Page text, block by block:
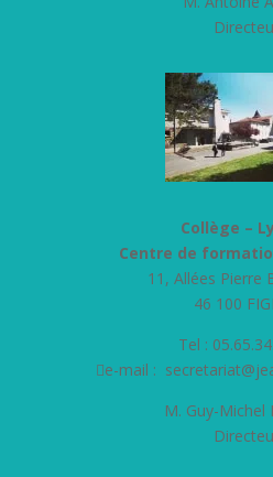
Collège –
Centre de
11, Allées Pierre
46 100
Tel :
e-mail :
M. Guy-Michel